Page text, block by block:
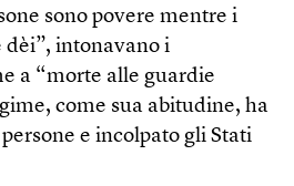
sono povere mentre i
intonavano i
a “morte alle guardie
come sua abitudine, ha
e incolpato gli Stati